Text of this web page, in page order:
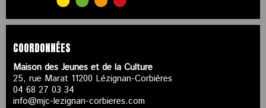
COORDONNÉES
Maison des Jeunes et de la Culture
25, rue Marat 11200 Lézignan-Corbières
04 68 27 03 34
info@mjc-lezignan-corbieres.com